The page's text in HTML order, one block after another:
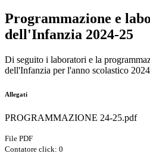
Programmazione e
dell'Infanzia 2024-25
Di seguito i laboratori e la
dell'Infanzia per l'anno scolastico
Allegati
PROGRAMMAZIONE 24-25.pdf
File PDF
Contatore click: 0